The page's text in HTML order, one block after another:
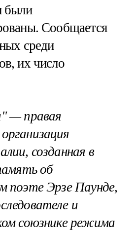
были
Сообщается
среди
их число
— правая
созданная в
об
поэте Эрзе Паунде,
и
союзнике режима